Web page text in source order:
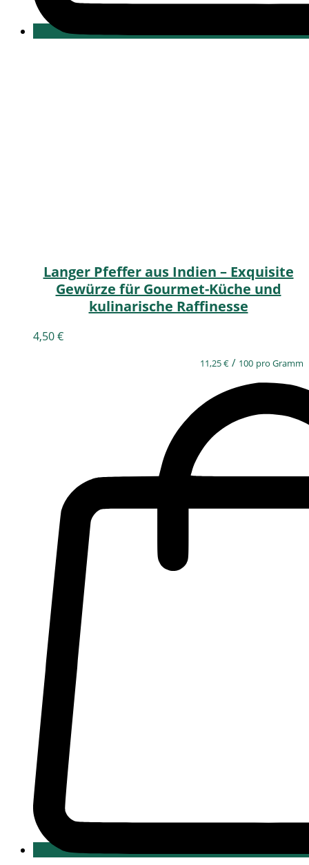
Langer Pfeffer aus Indien – Exquisite
Gewürze für Gourmet-Küche und
kulinarische Raffinesse
4,50€
11,25€ / 100 pro Gramm